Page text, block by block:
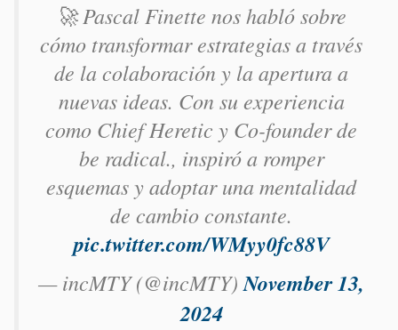
🚀 Pascal Finette nos habló sobre
cómo transformar estrategias a través
de la colaboración y la apertura a
nuevas ideas. Con su experiencia
como Chief Heretic y Co-founder de
be radical., inspiró a romper
esquemas y adoptar una mentalidad
de cambio constante.
pic.twitter.com/WMyy0fc88V
— incMTY (@incMTY) November 13,
2024